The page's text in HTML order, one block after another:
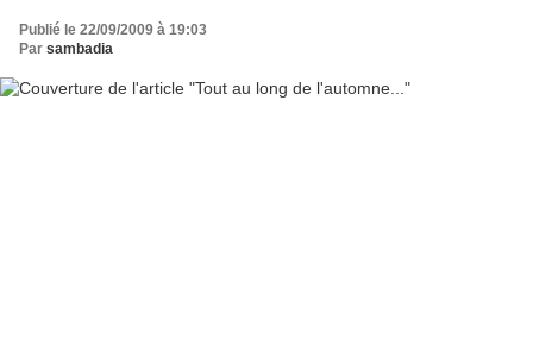
Publié le 22/09/2009 à 19:03
Par sambadia